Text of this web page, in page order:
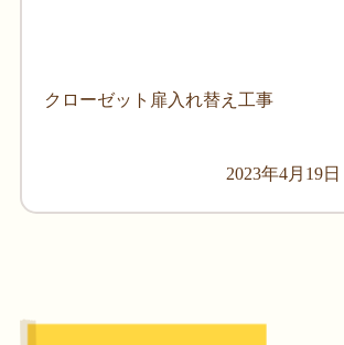
クローゼット扉入れ替え工事
2023年4月19日